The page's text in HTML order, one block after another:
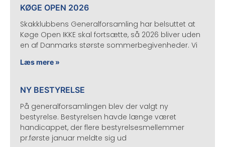
KØGE OPEN 2026
Skakklubbens Generalforsamling har belsuttet at
Køge Open IKKE skal fortsætte, så 2026 bliver uden
en af Danmarks største sommerbegivenheder. Vi
Læs mere »
NY BESTYRELSE
På generalforsamlingen blev der valgt ny
bestyrelse. Bestyrelsen havde længe været
handicappet, der flere bestyrelsesmellemmer
pr.første januar meldte sig ud